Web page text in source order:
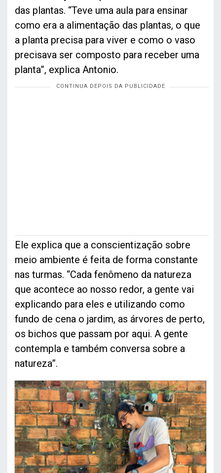
das plantas. “Teve uma aula para ensinar
como era a alimentação das plantas, o que
a planta precisa para viver e como o vaso
precisava ser composto para receber uma
planta”, explica Antonio.
Ele explica que a conscientização sobre
meio ambiente é feita de forma constante
nas turmas. “Cada fenômeno da natureza
que acontece ao nosso redor, a gente vai
explicando para eles e utilizando como
fundo de cena o jardim, as árvores de perto,
os bichos que passam por aqui. A gente
contempla e também conversa sobre a
natureza”.